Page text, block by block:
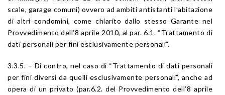
scale, garage comuni) ovvero ad ambiti antistanti l’abitazione
di altri condomini, come chiarito dallo stesso Garante nel
Provvedimento dell’8 aprile 2010, al par. 6.1. “Trattamento di
dati personali per fini esclusivamente personali”.
3.3.5. – Di contro, nel caso di “Trattamento di dati personali
per fini diversi da quelli esclusivamente personali”, anche ad
opera di un privato (par.6.2. del Provvedimento dell’8 aprile